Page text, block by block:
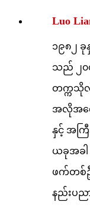
Luo
၁၉၈၂ ခု
သည် ၂၀၀
တက္ကသိုလ်
အလိုအလ
နှင့် အကြီ
ယခုအခါ
ဖက်တစ်ဦး
နည်းပည